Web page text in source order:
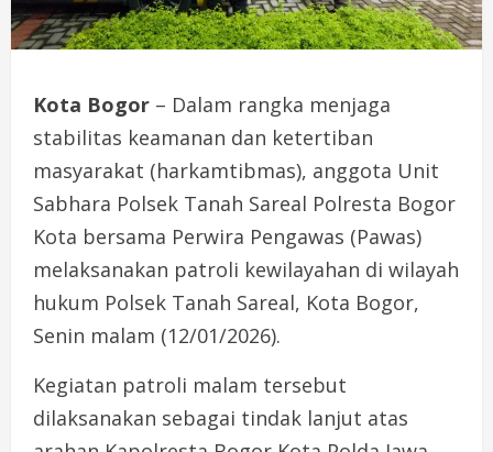
Kota Bogor – Dalam rangka menjaga
stabilitas keamanan dan ketertiban
masyarakat (harkamtibmas), anggota Unit
Sabhara Polsek Tanah Sareal Polresta Bogor
Kota bersama Perwira Pengawas (Pawas)
melaksanakan patroli kewilayahan di wilayah
hukum Polsek Tanah Sareal, Kota Bogor,
Senin malam (12/01/2026).
Kegiatan patroli malam tersebut
dilaksanakan sebagai tindak lanjut atas